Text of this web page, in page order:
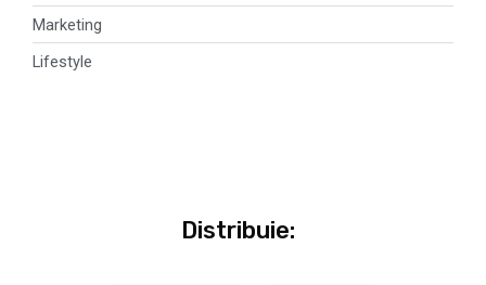
Marketing
Lifestyle
Distribuie: